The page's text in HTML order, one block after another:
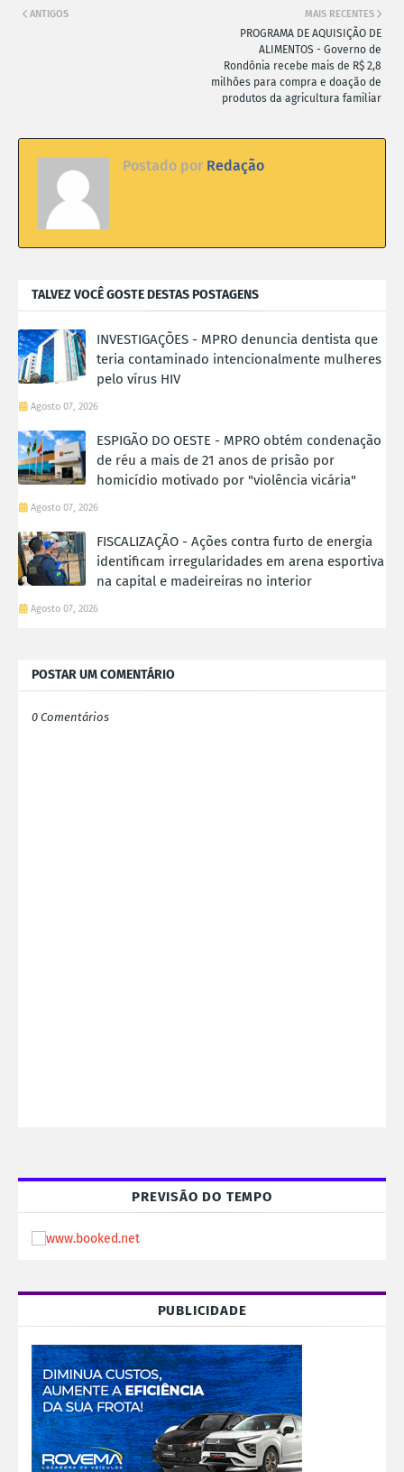
MAIS RECENTES
PROGRAMA DE AQUISIÇÃO DE
ALIMENTOS - Governo de
Rondônia recebe mais de R$ 2,8
milhões para compra e doação de
produtos da agricultura familiar
ANTIGOS
Postado por Redação
TALVEZ VOCÊ GOSTE DESTAS POSTAGENS
INVESTIGAÇÕES - MPRO denuncia dentista que
teria contaminado intencionalmente mulheres
pelo vírus HIV
Agosto 07, 2026
ESPIGÃO DO OESTE - MPRO obtém condenação
de réu a mais de 21 anos de prisão por
homicídio motivado por "violência vicária"
Agosto 07, 2026
FISCALIZAÇÃO - Ações contra furto de energia
identificam irregularidades em arena esportiva
na capital e madeireiras no interior
Agosto 07, 2026
POSTAR UM COMENTÁRIO
0 Comentários
PREVISÃO DO TEMPO
PUBLICIDADE